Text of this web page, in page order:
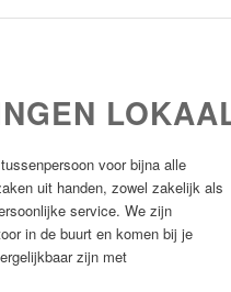
voor bijna alle
uit handen, zowel zakelijk als
service. We zijn
in de buurt en komen bij je
zijn met